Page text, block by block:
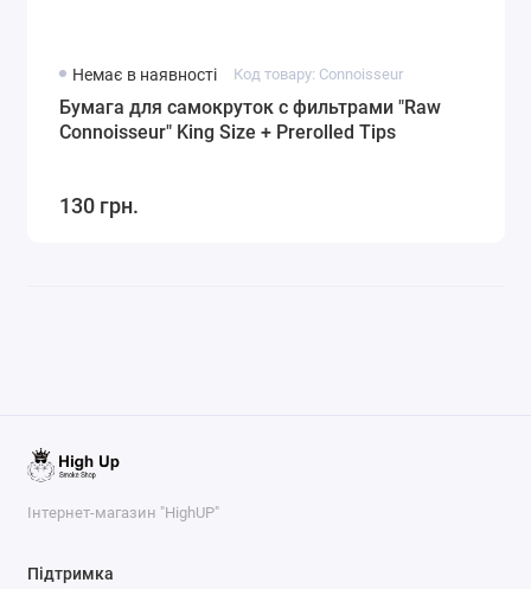
Немає в наявності Код товару: Connoisseur
Бумага для самокруток с фильтрами "Raw
Connoisseur" King Size + Prerolled Tips
130 грн.
Інтернет-магазин "HighUP"
Підтримка